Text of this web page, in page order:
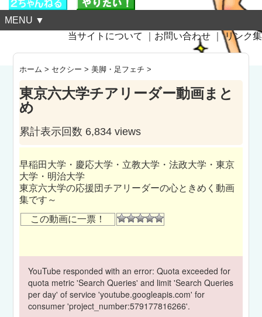
MENU ▼
当サイトについて
お問い合わせ ｜リンク集
ホーム > セクシー >美脚・足フェチ >
東京六大学チアリーダー動画まと
め
累計表示回数 6,834 views
早稲田大学・慶応大学・立教大学・法政大学・東京
大学・明治大学
東京六大学の応援団チアリーダーの心ときめく動画
集です～
この動画に一票！
YouTube responded with an error: Quota exceeded for
quota metric 'Search Queries' and limit 'Search Queries
per day' of service 'youtube.googleapis.com' for
consumer 'project_number:579177816266'.